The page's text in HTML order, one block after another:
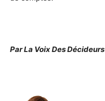
Par La Voix Des Décideurs